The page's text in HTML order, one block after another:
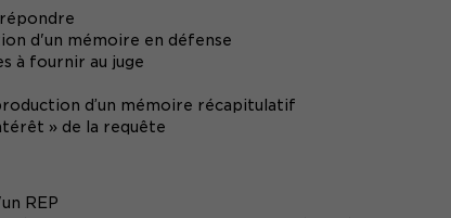
d'un mémoire en défense
à fournir au juge
d’un mémoire récapitulatif
» de la requête
REP